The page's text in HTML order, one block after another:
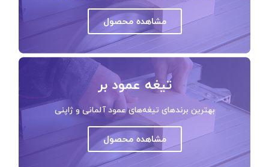
مشاهده محصول
تیغه عمود بر
بهترین برندهای تیغه‌های عمود آلمانی و ژاپنی
مشاهده محصول